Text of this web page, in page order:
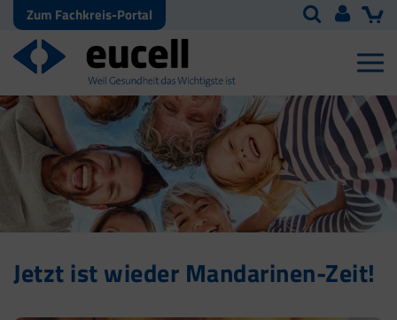
Zum Fachkreis-Portal
Jetzt ist wieder Mandarinen-Zeit!